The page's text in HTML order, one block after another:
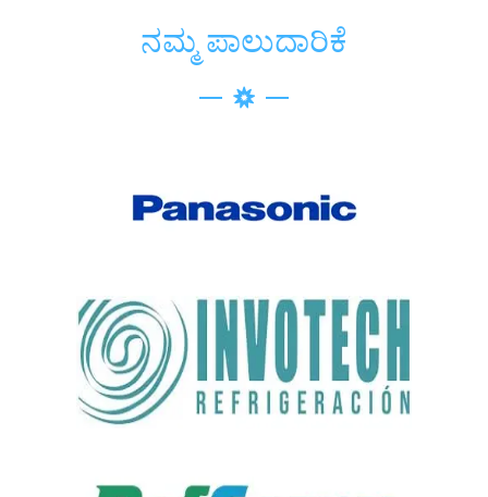
ನಮ್ಮ ಪಾಲುದಾರಿಕೆ